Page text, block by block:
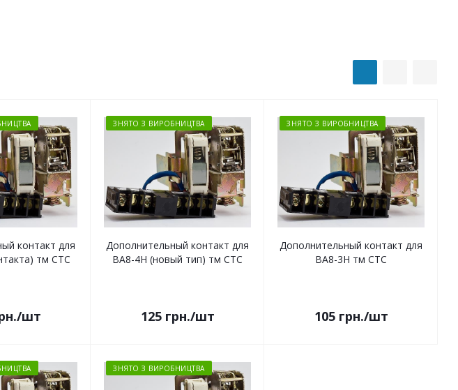
контакт для
тм СТС
/шт
ЗНЯТО З ВИРОБНИЦТВА
Дополнительный контакт для
ВА8-4Н (новый тип) тм СТС
125грн./шт
ЗНЯТО З ВИРОБНИЦТВА
Дополнительный контакт для
ВА8-3Н тм СТС
105грн./шт
ЗНЯТО З ВИРОБНИЦТВА